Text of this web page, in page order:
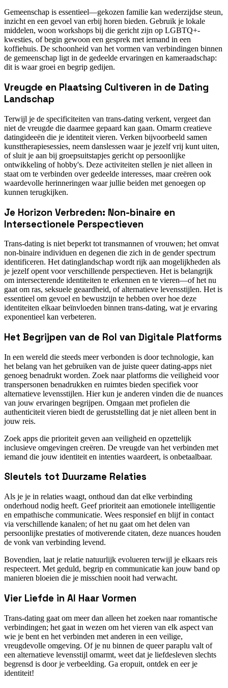
Gemeenschap is essentieel—gekozen familie kan wederzijdse steun,
inzicht en een gevoel van erbij horen bieden. Gebruik je lokale
middelen, woon workshops bij die gericht zijn op LGBTQ+-
kwesties, of begin gewoon een gesprek met iemand in een
koffiehuis. De schoonheid van het vormen van verbindingen binnen
de gemeenschap ligt in de gedeelde ervaringen en kameraadschap:
dit is waar groei en begrip gedijen.
Vreugde en Plaatsing Cultiveren in de Dating
Landschap
Terwijl je de specificiteiten van trans-dating verkent, vergeet dan
niet de vreugde die daarmee gepaard kan gaan. Omarm creatieve
datingideeën die je identiteit vieren. Verken bijvoorbeeld samen
kunsttherapiesessies, neem danslessen waar je jezelf vrij kunt uiten,
of sluit je aan bij groepsuitstapjes gericht op persoonlijke
ontwikkeling of hobby's. Deze activiteiten stellen je niet alleen in
staat om te verbinden over gedeelde interesses, maar creëren ook
waardevolle herinneringen waar jullie beiden met genoegen op
kunnen terugkijken.
Je Horizon Verbreden: Non-binaire en
Intersectionele Perspectieven
Trans-dating is niet beperkt tot transmannen of vrouwen; het omvat
non-binaire individuen en degenen die zich in de gender spectrum
identificeren. Het datinglandschap wordt rijk aan mogelijkheden als
je jezelf opent voor verschillende perspectieven. Het is belangrijk
om intersecterende identiteiten te erkennen en te vieren—of het nu
gaat om ras, seksuele geaardheid, of alternatieve levensstijlen. Het is
essentieel om gevoel en bewustzijn te hebben over hoe deze
identiteiten elkaar beïnvloeden binnen trans-dating, wat je ervaring
exponentieel kan verbeteren.
Het Begrijpen van de Rol van Digitale Platforms
In een wereld die steeds meer verbonden is door technologie, kan
het belang van het gebruiken van de juiste queer dating-apps niet
genoeg benadrukt worden. Zoek naar platforms die veiligheid voor
transpersonen benadrukken en ruimtes bieden specifiek voor
alternatieve levensstijlen. Hier kun je anderen vinden die de nuances
van jouw ervaringen begrijpen. Omgaan met profielen die
authenticiteit vieren biedt de geruststelling dat je niet alleen bent in
jouw reis.
Zoek apps die prioriteit geven aan veiligheid en opzettelijk
inclusieve omgevingen creëren. De vreugde van het verbinden met
iemand die jouw identiteit en intenties waardeert, is onbetaalbaar.
Sleutels tot Duurzame Relaties
Als je je in relaties waagt, onthoud dan dat elke verbinding
onderhoud nodig heeft. Geef prioriteit aan emotionele intelligentie
en empathische communicatie. Wees responsief en blijf in contact
via verschillende kanalen; of het nu gaat om het delen van
persoonlijke prestaties of motiverende citaten, deze nuances houden
de vonk van verbinding levend.
Bovendien, laat je relatie natuurlijk evolueren terwijl je elkaars reis
respecteert. Met geduld, begrip en communicatie kan jouw band op
manieren bloeien die je misschien nooit had verwacht.
Vier Liefde in Al Haar Vormen
Trans-dating gaat om meer dan alleen het zoeken naar romantische
verbindingen; het gaat in wezen om het vieren van elk aspect van
wie je bent en het verbinden met anderen in een veilige,
vreugdevolle omgeving. Of je nu binnen de queer paraplu valt of
een alternatieve levensstijl omarmt, weet dat je liefdesleven slechts
begrensd is door je verbeelding. Ga eropuit, ontdek en eer je
identiteit!